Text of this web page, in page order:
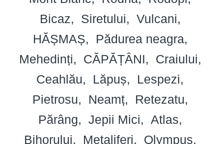
Bicaz
Siretului
Vulcani
HĂȘMAȘ
Pădurea neagra
Mehedinți
CĂPĂȚÂNI
Craiului
Ceahlău
Lăpuș
Lespezi
Pietrosu
Neamț
Retezatu
Părâng
Jepii Mici
Atlas
Bihorului
Metaliferi
Olympus